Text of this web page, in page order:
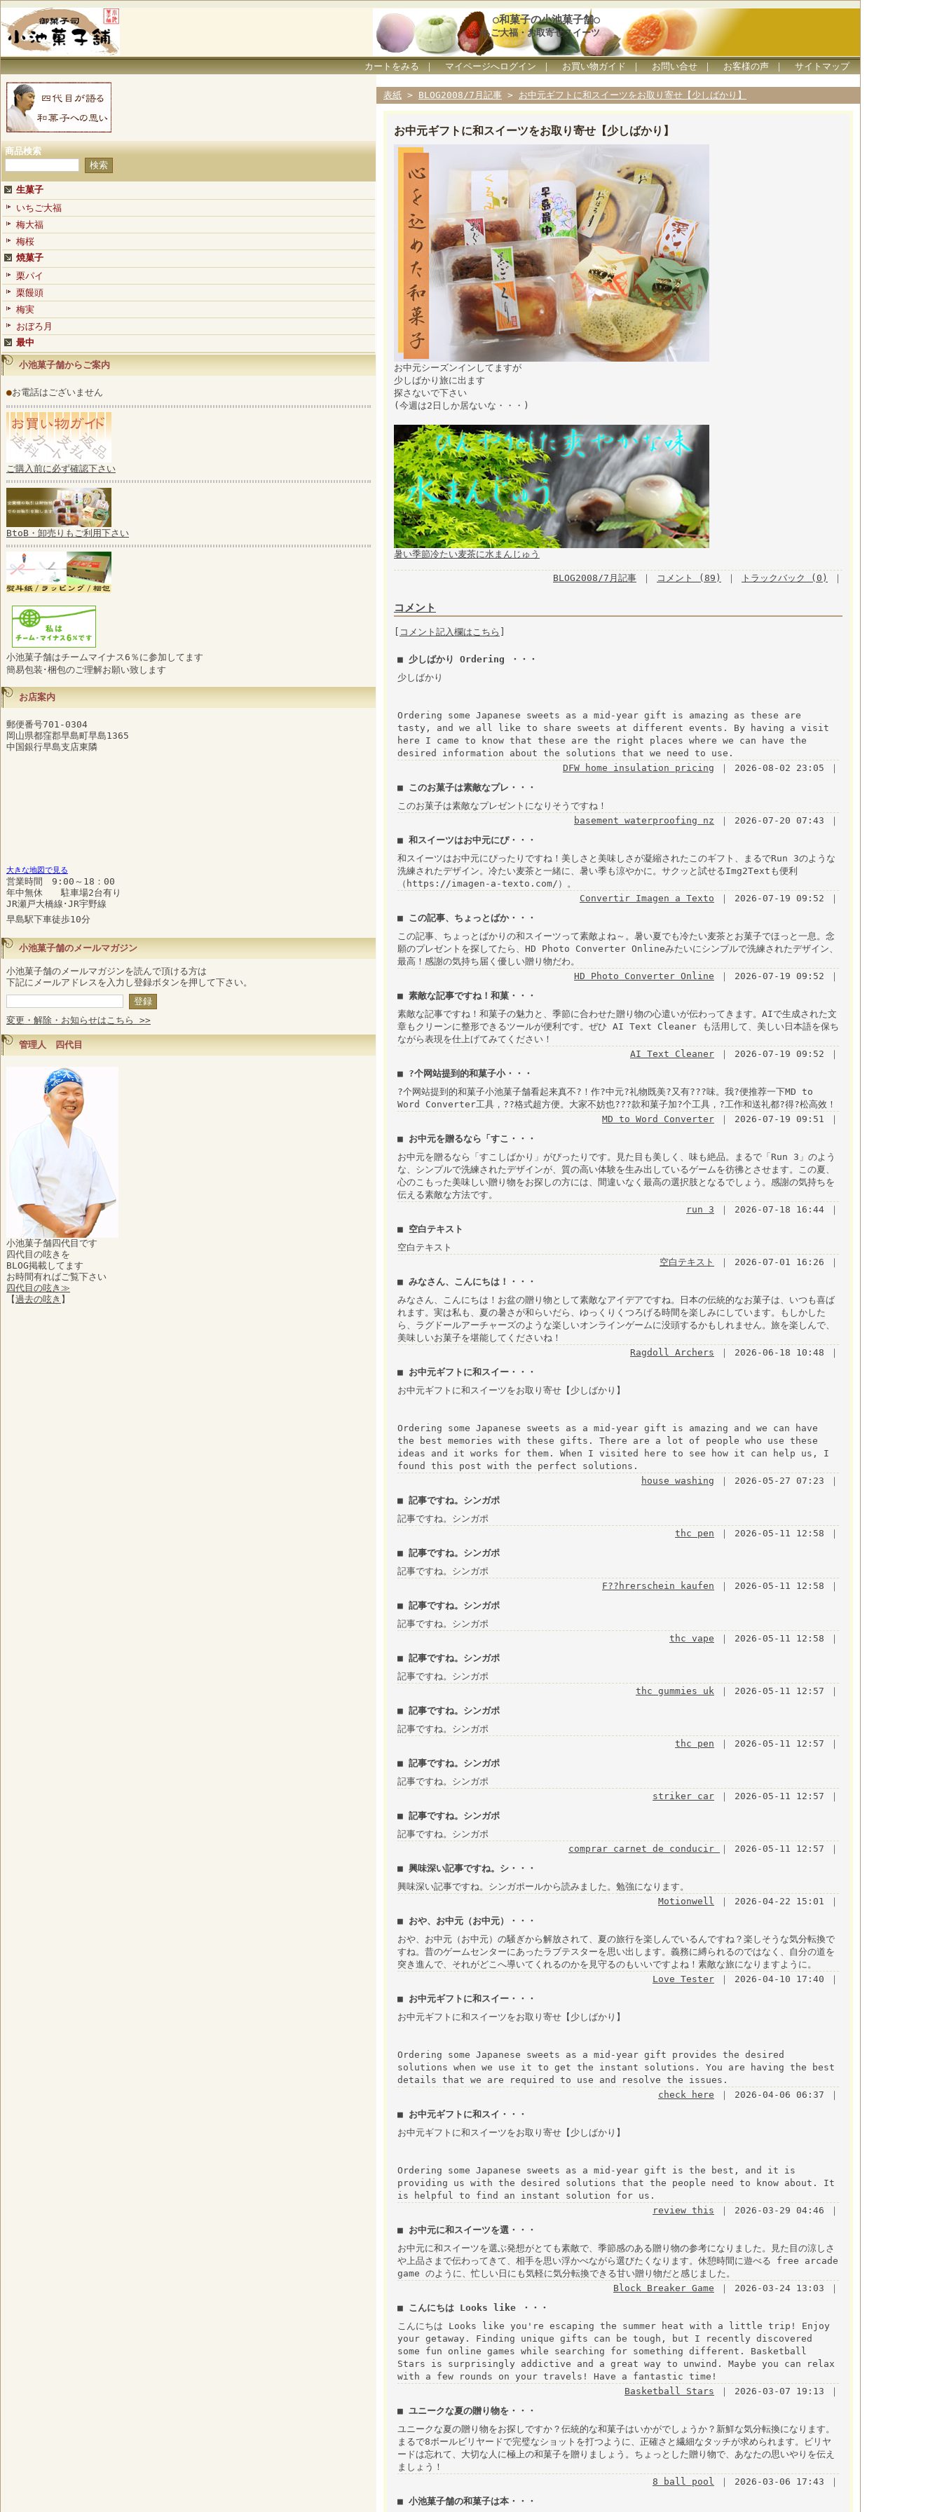
○和菓子の小池菓子舗○
いちご大福・お取寄せスイーツ
カートをみる ｜ マイページへログイン ｜ お買い物ガイド ｜ お問い合せ ｜ お客様の声 ｜ サイトマップ
商品検索
生菓子
いちご大福
梅大福
梅桜
焼菓子
栗パイ
栗饅頭
梅実
おぼろ月
最中
小池菓子舗からご案内
●お電話はございません
ご購入前に必ず確認下さい
BtoB・卸売りもご利用下さい
小池菓子舗はチームマイナス6％に参加してます
簡易包装･梱包のご理解お願い致します
お店案内
郵便番号701-0304
岡山県都窪郡早島町早島1365
中国銀行早島支店東隣
大きな地図で見る
営業時間 9:00～18：00
年中無休 駐車場2台有り
JR瀬戸大橋線･JR宇野線
早島駅下車徒歩10分
小池菓子舗のメールマガジン
小池菓子舗のメールマガジンを読んで頂ける方は
下記にメールアドレスを入力し登録ボタンを押して下さい。
変更・解除・お知らせはこちら >>
管理人 四代目
小池菓子舗四代目です
四代目の呟きを
BLOG掲載してます
お時間有ればご覧下さい
四代目の呟き≫
【過去の呟き 】
表紙 > BLOG2008/7月記事 > お中元ギフトに和スイーツをお取り寄せ【少しばかり】
お中元ギフトに和スイーツをお取り寄せ【少しばかり】
お中元シーズンインしてますが
少しばかり旅に出ます
探さないで下さい
(今週は2日しか居ないな・・・)
暑い季節冷たい麦茶に水まんじゅう
BLOG2008/7月記事 ｜ コメント (89) ｜ トラックバック (0) ｜
コメント
コメント記入欄はこちら
■ 少しばかり Ordering ・・・
少しばかり
Ordering some Japanese sweets as a mid-year gift is amazing as these are
tasty, and we all like to share sweets at different events. By having a visit
here I came to know that these are the right places where we can have the
desired information about the solutions that we need to use.
DFW home insulation pricing ｜ 2026-08-02 23:05 ｜
■ このお菓子は素敵なプレ・・・
このお菓子は素敵なプレゼントになりそうですね！
basement waterproofing nz ｜ 2026-07-20 07:43 ｜
■ 和スイーツはお中元にぴ・・・
和スイーツはお中元にぴったりですね！美しさと美味しさが凝縮されたこのギフト、まるでRun 3のような
洗練されたデザイン。冷たい麦茶と一緒に、暑い季も涼やかに。サクッと試せるImg2Textも便利
（https://imagen-a-texto.com/）。
Convertir Imagen a Texto ｜ 2026-07-19 09:52 ｜
■ この記事、ちょっとばか・・・
この記事、ちょっとばかりの和スイーツって素敵よね～。暑い夏でも冷たい麦茶とお菓子でほっと一息。念
願のプレゼントを探してたら、HD Photo Converter Onlineみたいにシンプルで洗練されたデザイン、
最高！感謝の気持ち届く優しい贈り物だわ。
HD Photo Converter Online ｜ 2026-07-19 09:52 ｜
■ 素敵な記事ですね！和菓・・・
素敵な記事ですね！和菓子の魅力と、季節に合わせた贈り物の心遣いが伝わってきます。AIで生成された文
章もクリーンに整形できるツールが便利です。ぜひ AI Text Cleaner も活用して、美しい日本語を保ち
ながら表現を仕上げてみてください！
AI Text Cleaner ｜ 2026-07-19 09:52 ｜
■ ?个网站提到的和菓子小・・・
?个网站提到的和菓子小池菓子舗看起来真不?！作?中元?礼物既美?又有???味。我?便推荐一下MD to
Word Converter工具，??格式超方便。大家不妨也???款和菓子加?个工具，?工作和送礼都?得?松高效！
MD to Word Converter ｜ 2026-07-19 09:51 ｜
■ お中元を贈るなら「すこ・・・
お中元を贈るなら「すこしばかり」がぴったりです。見た目も美しく、味も絶品。まるで「Run 3」のよう
な、シンプルで洗練されたデザインが、質の高い体験を生み出しているゲームを彷彿とさせます。この夏、
心のこもった美味しい贈り物をお探しの方には、間違いなく最高の選択肢となるでしょう。感謝の気持ちを
伝える素敵な方法です。
run 3 ｜ 2026-07-18 16:44 ｜
■ 空白テキスト
空白テキスト
空白テキスト
｜ 2026-07-01 16:26 ｜
■ みなさん、こんにちは！・・・
みなさん、こんにちは！お盆の贈り物として素敵なアイデアですね。日本の伝統的なお菓子は、いつも喜ば
れます。実は私も、夏の暑さが和らいだら、ゆっくりくつろげる時間を楽しみにしています。もしかした
ら、ラグドールアーチャーズのような楽しいオンラインゲームに没頭するかもしれません。旅を楽しんで、
美味しいお菓子を堪能してくださいね！
Ragdoll Archers ｜ 2026-06-18 10:48 ｜
■ お中元ギフトに和スイー・・・
お中元ギフトに和スイーツをお取り寄せ【少しばかり】
Ordering some Japanese sweets as a mid-year gift is amazing and we can have
the best memories with these gifts. There are a lot of people who use these
ideas and it works for them. When I visited here to see how it can help us, I
found this post with the perfect solutions.
house washing ｜ 2026-05-27 07:23 ｜
■ 記事ですね。シンガポ
記事ですね。シンガポ
thc pen ｜ 2026-05-11 12:58 ｜
■ 記事ですね。シンガポ
記事ですね。シンガポ
F??hrerschein kaufen ｜ 2026-05-11 12:58 ｜
■ 記事ですね。シンガポ
記事ですね。シンガポ
thc vape ｜ 2026-05-11 12:58 ｜
■ 記事ですね。シンガポ
記事ですね。シンガポ
thc gummies uk ｜ 2026-05-11 12:57 ｜
■ 記事ですね。シンガポ
記事ですね。シンガポ
thc pen ｜ 2026-05-11 12:57 ｜
■ 記事ですね。シンガポ
記事ですね。シンガポ
striker car ｜ 2026-05-11 12:57 ｜
■ 記事ですね。シンガポ
記事ですね。シンガポ
comprar carnet de conducir
｜ 2026-05-11 12:57 ｜
■ 興味深い記事ですね。シ・・・
興味深い記事ですね。シンガポールから読みました。勉強になります。
Motionwell ｜ 2026-04-22 15:01 ｜
■ おや、お中元（お中元）・・・
おや、お中元（お中元）の騒ぎから解放されて、夏の旅行を楽しんでいるんですね？楽しそうな気分転換で
すね。昔のゲームセンターにあったラブテスターを思い出します。義務に縛られるのではなく、自分の道を
突き進んで、それがどこへ導いてくれるのかを見守るのもいいですよね！素敵な旅になりますように。
Love Tester ｜ 2026-04-10 17:40 ｜
■ お中元ギフトに和スイー・・・
お中元ギフトに和スイーツをお取り寄せ【少しばかり】
Ordering some Japanese sweets as a mid-year gift provides the desired
solutions when we use it to get the instant solutions. You are having the best
details that we are required to use and resolve the issues.
check here ｜ 2026-04-06 06:37 ｜
■ お中元ギフトに和スイ・・・
お中元ギフトに和スイーツをお取り寄せ【少しばかり】
Ordering some Japanese sweets as a mid-year gift is the best, and it is
providing us with the desired solutions that the people need to know about. It
is helpful to find an instant solution for us.
review this ｜ 2026-03-29 04:46 ｜
■ お中元に和スイーツを選・・・
お中元に和スイーツを選ぶ発想がとても素敵で、季節感のある贈り物の参考になりました。見た目の涼しさ
や上品さまで伝わってきて、相手を思い浮かべながら選びたくなります。休憩時間に遊べる free arcade
game のように、忙しい日にも気軽に気分転換できる甘い贈り物だと感じました。
Block Breaker Game ｜ 2026-03-24 13:03 ｜
■ こんにちは Looks like ・・・
こんにちは Looks like you're escaping the summer heat with a little trip! Enjoy
your getaway. Finding unique gifts can be tough, but I recently discovered
some fun online games while searching for something different. Basketball
Stars is surprisingly addictive and a great way to unwind. Maybe you can relax
with a few rounds on your travels! Have a fantastic time!
Basketball Stars ｜ 2026-03-07 19:13 ｜
■ ユニークな夏の贈り物を・・・
ユニークな夏の贈り物をお探しですか？伝統的な和菓子はいかがでしょうか？新鮮な気分転換になります。
まるで8ボールビリヤードで完璧なショットを打つように、正確さと繊細なタッチが求められます。ビリヤ
ードは忘れて、大切な人に極上の和菓子を贈りましょう。ちょっとした贈り物で、あなたの思いやりを伝え
ましょう！
8 ball pool ｜ 2026-03-06 17:43 ｜
■ 小池菓子舗の和菓子は本・・・